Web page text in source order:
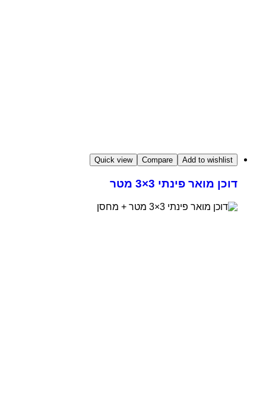
Add to wishlist
Compare
Quick view
דוכן מואר פינתי 3×3 מטר